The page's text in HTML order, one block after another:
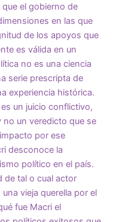
el gobierno de
en las que
de los apoyos que
es válida en un
no es una ciencia
serie prescripta de
experiencia histórica.
un juicio conflictivo,
un veredicto que se
por ese
desconoce la
político en el país.
de tal o cual actor
vieja querella por el
fue Macri el